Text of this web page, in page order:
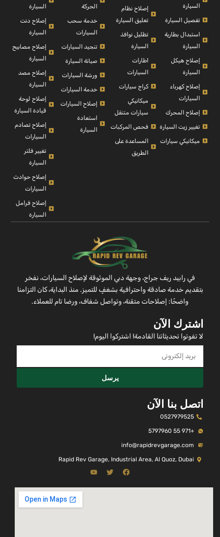
السيارة
تفصيل السيارة
استبدال بطارية
السيارة
إصلاح هيكل
السيارة
إصلاح كهرباء
السيارات
إصلاح المحرك
تغيير زيت السيارة
ميكانيكي سيارات
إصلاح نظام
تعليق السيارة
تظليل نوافذ
السيارة
اطارات
السيارات
كراج سيارات
ميكانيكي
سيارات متنقل
فحص المركبات
المساعدة على
الطريق
الحركة
خدمة سحب
السيارات
تنجيد السيارات
صيانة السيارة
ورشة السيارات
خدمة السيارات
إصلاح السيارات
استعادة
السيارة
السيارة
إصلاح دنت
السيارة
إصلاح مصابيح
السيارة
إصلاح مصد
السيارة
إصلاح لوحة
قيادة السيارة
إصلاح تصادم
السيارات
تغيير فلتر
السيارة
إصلاح حوادث
السيارات
إصلاح فرامل
السيارة
في رابيد ريف جراج، وجهة دبي الموثوقة لإصلاح السيارات، نفخر
بتقديم خدمة صادقة واحترافية بشغفٍ للتميز. منذ البداية، كان التزامنا
واضحًا: إصلاحات متقنة، وتواصل شفاف، ورضا تام للعملاء.
اشترك الآن
لا تفوتوا تحديثاتنا القادمة! اشتركوا اليوم!
يرسل
اتصل بنا الآن
0527979525
+971 55 5797960
info@rapidrevgarage.com
Rapid Rev Garage, Industrial Area, Al Quoz, Dubai